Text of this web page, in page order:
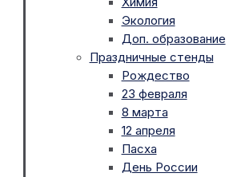
Экология
Доп. образование
Праздничные стенды
Рождество
23 февраля
8 марта
12 апреля
Пасха
День России